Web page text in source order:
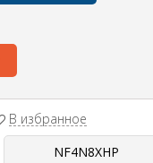
В избранное